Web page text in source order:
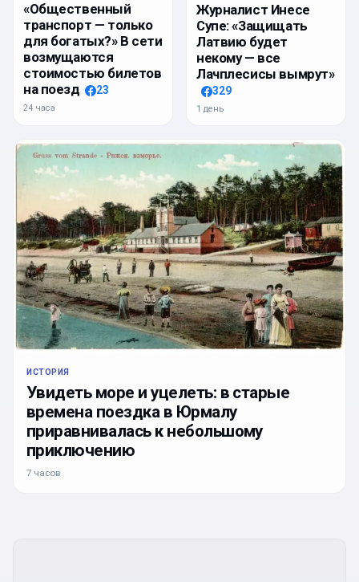
«Общественный
транспорт — только
для богатых?» В сети
возмущаются
стоимостью билетов
на поезд
23
24 часа
Журналист Инесе
Супе: «Защищать
Латвию будет
некому — все
Лачплесисы вымрут»
329
1 день
ИСТОРИЯ
Увидеть море и уцелеть: в старые
времена поездка в Юрмалу
приравнивалась к небольшому
приключению
7 часов